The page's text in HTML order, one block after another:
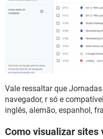
Vale ressaltar que
navegador, r só e
inglês, alemão, espanhol,
Como visualizar sites